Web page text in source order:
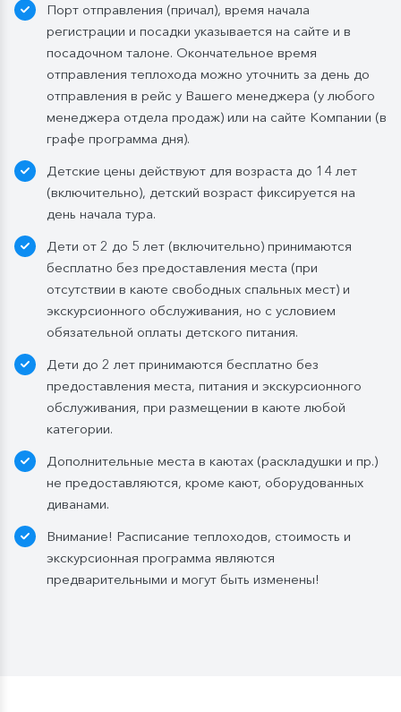
элементами шведского стола. Включены напитки
без ограничения: вода, сок, чай, кофе. В рейсах до
4-х дней при ранней высадке в день прибытия
завтрак континентальный;
заказная система питания, выбор блюд со 2-
го дня круиза. Включены напитки без ограничения:
Ужин:
заказная система питания, выбор блюд со 2-
напиток (1 стакан, 200 мл). На выбор: вино красное /
белое / игристое (1 бокал, 125 мл) / водка (1
Бутилированная вода в каюте:
Каюты класса «Люкс» и «Полулюкс»:
ежедневное пополнение — 1 бутылка (0,5 л.) в день;
Стандартные каюты:
день посадки:
— в рейсах до 4 дней включительно: 1 бутылка (0,5
л.) при одноместном размещении, 1 бутылка (1,5 л.)
в 2- и 3-местном размещении;
— в рейсах от 5 дней до 10 дней включительно: 1
бутылка (1,5 л.);
— в рейсах от 16 до 20 дней включительно: 3
бутылки (1,5 л.);
Порт отправления (причал), время начала
регистрации и посадки указывается на сайте и в
посадочном талоне. Окончательное время
отправления теплохода можно уточнить за день до
отправления в рейс у Вашего менеджера (у любого
менеджера отдела продаж) или на сайте Компании (в
графе программа дня).
Детские цены действуют для возраста до 14 лет
(включительно), детский возраст фиксируется на
день начала тура.
Дети от 2 до 5 лет (включительно) принимаются
бесплатно без предоставления места (при
отсутствии в каюте свободных спальных мест) и
экскурсионного обслуживания, но с условием
обязательной оплаты детского питания.
Дети до 2 лет принимаются бесплатно без
предоставления места, питания и экскурсионного
обслуживания, при размещении в каюте любой
категории.
Дополнительные места в каютах (раскладушки и пр.)
не предоставляются, кроме кают, оборудованных
диванами.
Внимание! Расписание теплоходов, стоимость и
экскурсионная программа являются
предварительными и могут быть изменены!